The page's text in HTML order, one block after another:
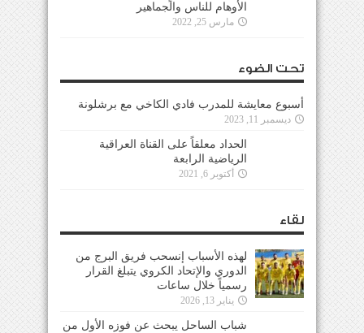
الأوهام للناس والجماهير
مارس 25, 2022
تحت الضوء
أسبوع معايشة للمدرب فادي الكاخي مع برشلونة
ديسمبر 11, 2023
الحداد معلقاً على القناة العراقية
الرياضية الرابعة
أكتوبر 6, 2021
لقاء
لهذه الأسباب إنسحب فريق البرج من
الدوري والإتحاد الكروي يتبلغ القرار
رسمياً خلال ساعات
يناير 13, 2026
شباب الساحل يبحث عن فوزه الأول من